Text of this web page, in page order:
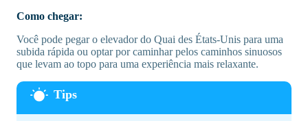
Como chegar:
Você pode pegar o elevador do Quai des États-Unis para uma
subida rápida ou optar por caminhar pelos caminhos sinuosos
que levam ao topo para uma experiência mais relaxante.